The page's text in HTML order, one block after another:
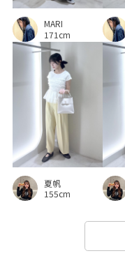
MARI
171cm
夏帆
155cm